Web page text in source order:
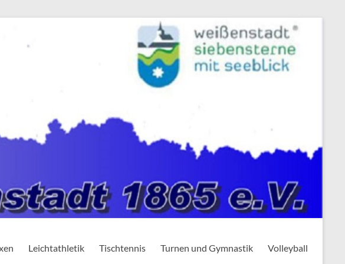
Leichtathletik Tischtennis Turnen und Gymnastik Volleyball